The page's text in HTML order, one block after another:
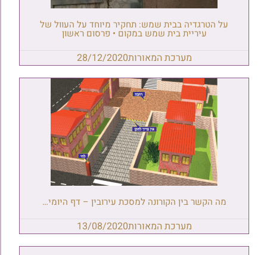
על הטרגדיה בבית שמש: תחקיר מיוחד על העוול של
עיריית בית שמש במקום • פרסום ראשון
מערכת המאורות28/12/2020
מה הקשר בין הקורונה למסכת עירובין – דף היומי…
מערכת המאורות13/08/2020